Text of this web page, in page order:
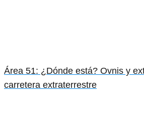
Área 51: ¿Dónde está? Ovnis y
carretera extraterrestre